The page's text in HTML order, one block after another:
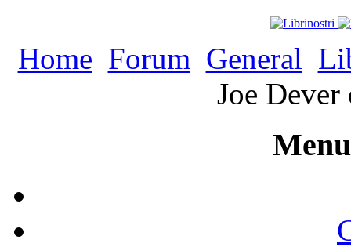
Home Forum General
Joe Dever